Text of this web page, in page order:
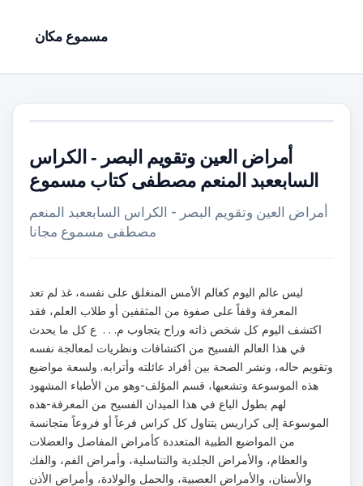
مسموع مكان
أمراض العين وتقويم البصر - الكراس
السابععبد المنعم مصطفى كتاب مسموع
أمراض العين وتقويم البصر - الكراس السابععبد المنعم
مصطفى مسموع مجانا
ليس عالم اليوم كعالم الأمس المنغلق على نفسه، غذ لم تعد
المعرفة وقفاً على صفوة من المثقفين أو طلاب العلم، فقد
اكتشف اليوم كل شخص ذاته وراح يتجاوب م. . . ع كل ما يحدث
في هذا العالم الفسيح من اكتشافات ونظريات لمعالجة نفسه
وتقويم حاله، ونشر الصحة بين أفراد عائلته وأترابه. ولسعة مواضيع
هذه الموسوعة وتشعبها، قسم المؤلف-وهو من الأطباء المشهود
لهم بطول الباع في هذا الميدان الفسيح من المعرفة-هذه
الموسوعة إلى كراريس يتناول كل كراس فرعاً أو فروعاً متجانسة
من المواضيع الطبية المتعددة كأمراض المفاصل والعضلات
والعظام، والأمراض الجلدية والتناسلية، وأمراض الفم، والفك
والأسنان، والأمراض العصبية، والحمل والولادة، وأمراض الأذن